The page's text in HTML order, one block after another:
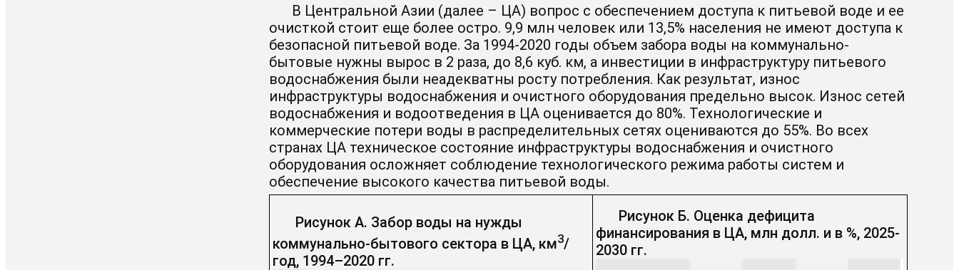
В Центральной Азии (далее – ЦА) вопрос с обеспечением доступа к питьевой воде и ее
очисткой стоит еще более остро. 9,9 млн человек или 13,5% населения не имеют доступа к
безопасной питьевой воде. За 1994-2020 годы объем забора воды на коммунально-
бытовые нужны вырос в 2 раза, до 8,6 куб. км, а инвестиции в инфраструктуру питьевого
водоснабжения были неадекватны росту потребления. Как результат, износ
инфраструктуры водоснабжения и очистного оборудования предельно высок. Износ сетей
водоснабжения и водоотведения в ЦА оценивается до 80%. Технологические и
коммерческие потери воды в распределительных сетях оцениваются до 55%. Во всех
странах ЦА техническое состояние инфраструктуры водоснабжения и очистного
оборудования осложняет соблюдение технологического режима работы систем и
обеспечение высокого качества питьевой воды.
Рисунок А. Забор воды на нужды
коммунально-бытового сектора в ЦА, км3/
год, 1994–2020 гг.
Рисунок Б. Оценка дефицита
финансирования в ЦА, млн долл. и в %, 2025-
2030 гг.